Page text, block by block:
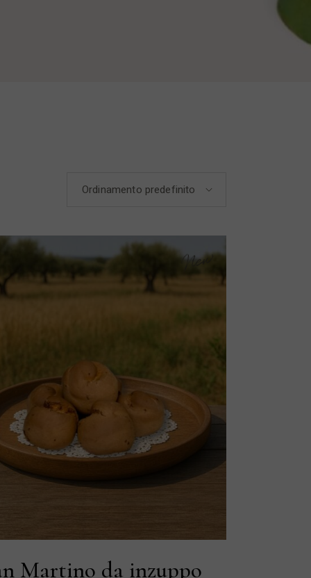
Ordinamento predefinito
New
Martino da inzuppo